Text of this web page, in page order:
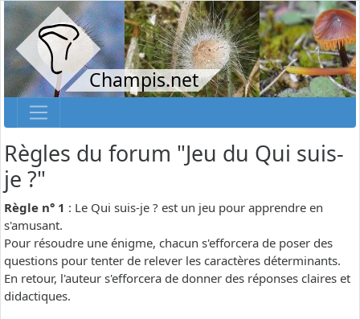
Champis.net
Règles du forum "Jeu du Qui suis-
je ?"
Règle n° 1 : Le Qui suis-je ? est un jeu pour apprendre en
s'amusant.
Pour résoudre une énigme, chacun s'efforcera de poser des
questions pour tenter de relever les caractères déterminants.
En retour, l'auteur s'efforcera de donner des réponses claires et
didactiques.